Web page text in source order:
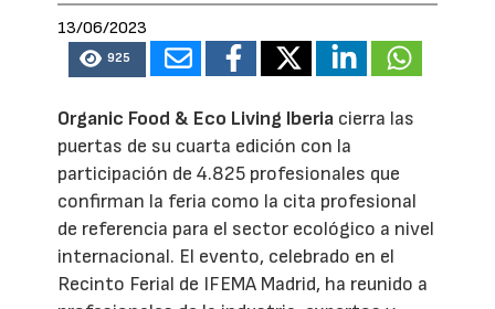
13/06/2023
925
Organic Food & Eco Living Iberia cierra las
puertas de su cuarta edición con la
participación de 4.825 profesionales que
confirman la feria como la cita profesional
de referencia para el sector ecológico a nivel
internacional. El evento, celebrado en el
Recinto Ferial de IFEMA Madrid, ha reunido a